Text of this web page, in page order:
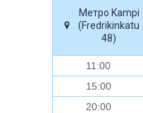
Метро Kampi
(Fredrikinkatu
48)
11:00
15:00
20:00